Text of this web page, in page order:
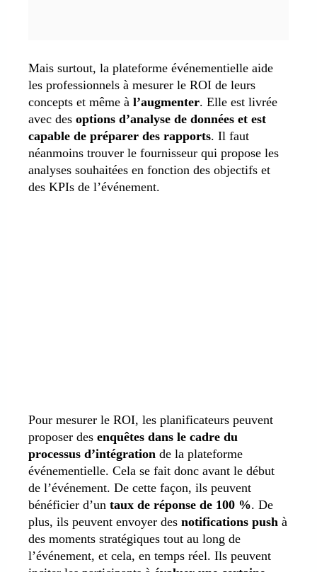
Mais surtout, la plateforme événementielle aide
les professionnels à mesurer le ROI de leurs
concepts et même à l’augmenter. Elle est livrée
avec des options d’analyse de données et est
capable de préparer des rapports. Il faut
néanmoins trouver le fournisseur qui propose les
analyses souhaitées en fonction des objectifs et
des KPIs de l’événement.
Pour mesurer le ROI, les planificateurs peuvent
proposer des enquêtes dans le cadre du
processus d’intégration de la plateforme
événementielle. Cela se fait donc avant le début
de l’événement. De cette façon, ils peuvent
bénéficier d’un taux de réponse de 100 %. De
plus, ils peuvent envoyer des notifications push à
des moments stratégiques tout au long de
l’événement, et cela, en temps réel. Ils peuvent